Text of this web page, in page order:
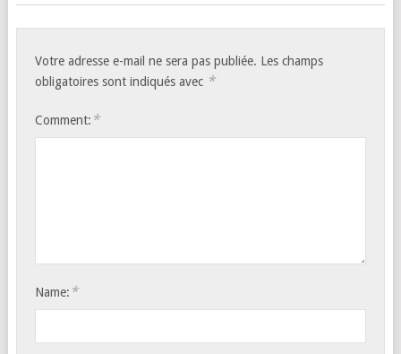
Votre adresse e-mail ne sera pas publiée. Les champs
obligatoires sont indiqués avec *
Comment: *
Name: *